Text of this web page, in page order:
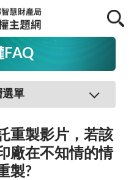
FAQ
選單
重製影片，若該
廠在不知情的情
製?